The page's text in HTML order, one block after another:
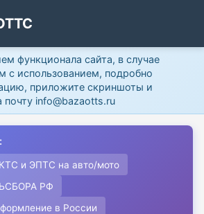
функционала сайта, в случае
с использованием, подробно
приложите скриншоты и
почту info@bazaotts.ru
и ЭПТС на авто/мото
РФ
в России